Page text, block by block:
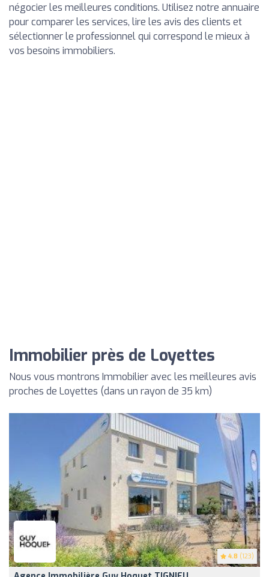
négocier les meilleures conditions. Utilisez notre annuaire
pour comparer les services, lire les avis des clients et
sélectionner le professionnel qui correspond le mieux à
vos besoins immobiliers.
Immobilier près de Loyettes
Nous vous montrons Immobilier avec les meilleures avis
proches de Loyettes (dans un rayon de 35 km)
4.8 (123)